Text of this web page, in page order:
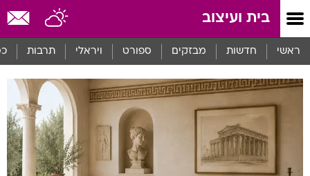
בית ועיצוב
ראשי חדשות מבזקים ספורט ויראלי תרבות